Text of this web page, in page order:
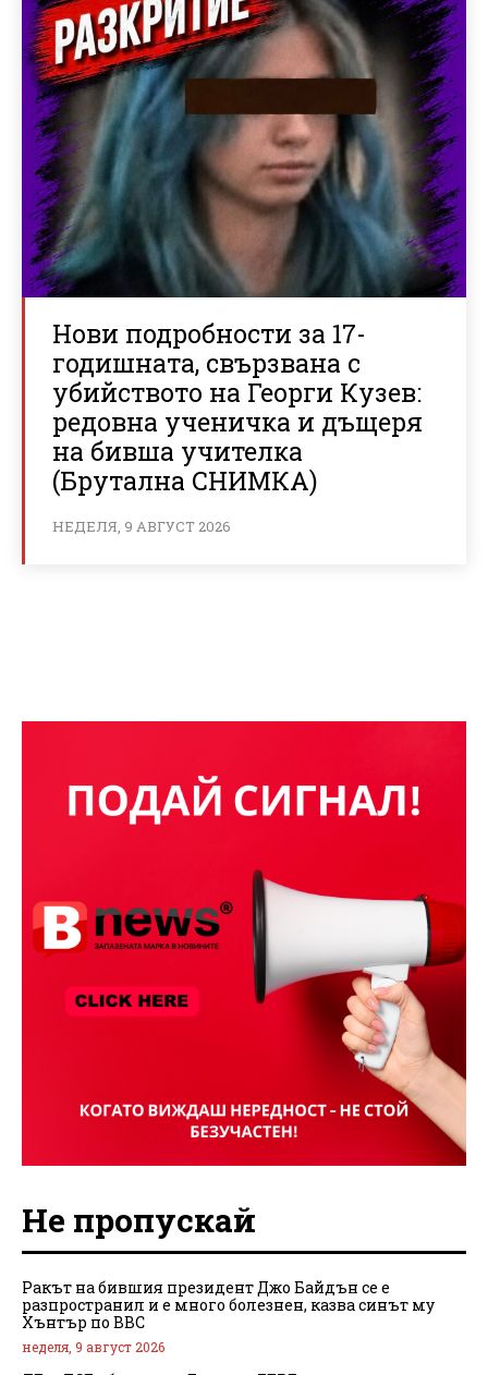
Нови подробности за 17-
годишната, свързвана с
убийството на Георги Кузев:
редовна ученичка и дъщеря
на бивша учителка
(Брутална СНИМКА)
НЕДЕЛЯ, 9 АВГУСТ 2026
Не пропускай
Ракът на бившия президент Джо Байдън се е
разпространил и е много болезнен, казва синът му
Хънтър по BBC
неделя, 9 август 2026